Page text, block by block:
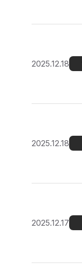
2025.12.18
2025.12.18
2025.12.17